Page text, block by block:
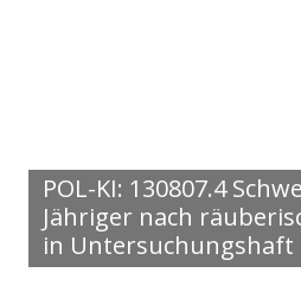
POL-KI: 130807.4
Jähriger nach
in Untersuchungshaft